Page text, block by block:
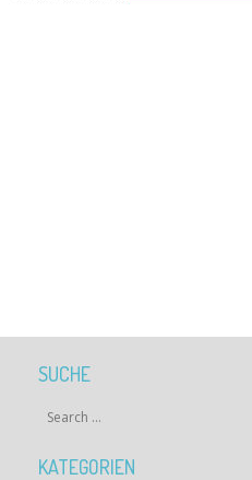
SUCHE
KATEGORIEN